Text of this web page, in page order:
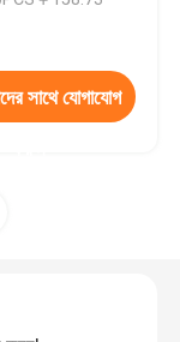
সাথে যোগাযোগ